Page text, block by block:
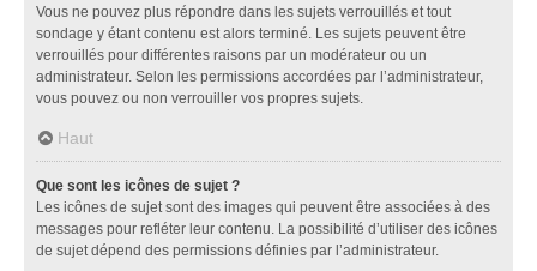
Vous ne pouvez plus répondre dans les sujets verrouillés et tout
sondage y étant contenu est alors terminé. Les sujets peuvent être
verrouillés pour différentes raisons par un modérateur ou un
administrateur. Selon les permissions accordées par l’administrateur,
vous pouvez ou non verrouiller vos propres sujets.
Haut
Que sont les icônes de sujet ?
Les icônes de sujet sont des images qui peuvent être associées à des
messages pour refléter leur contenu. La possibilité d’utiliser des icônes
de sujet dépend des permissions définies par l’administrateur.